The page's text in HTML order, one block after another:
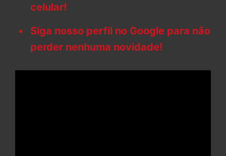
celular!
Siga nosso perfil no Google para não
perder nenhuma novidade!